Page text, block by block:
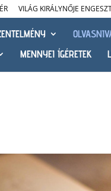
VILÁG KIRÁLYNŐJE
MENNYEI ÍGÉRETEK